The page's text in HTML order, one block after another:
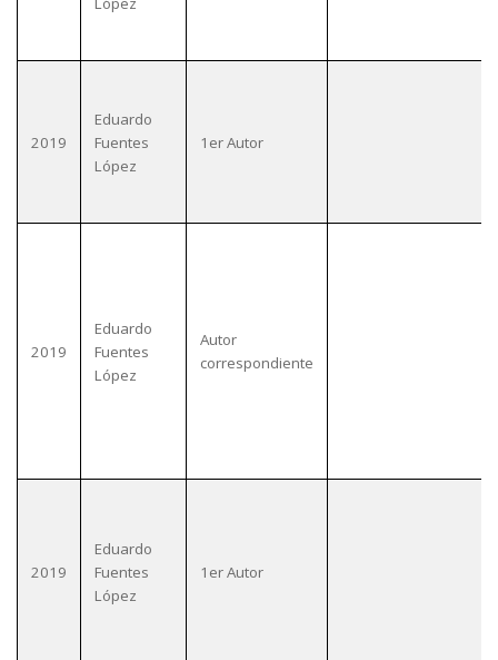
2019
Eduardo
Fuentes
López
1er Autor
2019
Eduardo
Fuentes
López
Autor
correspondiente
2019
Eduardo
Fuentes
López
1er Autor